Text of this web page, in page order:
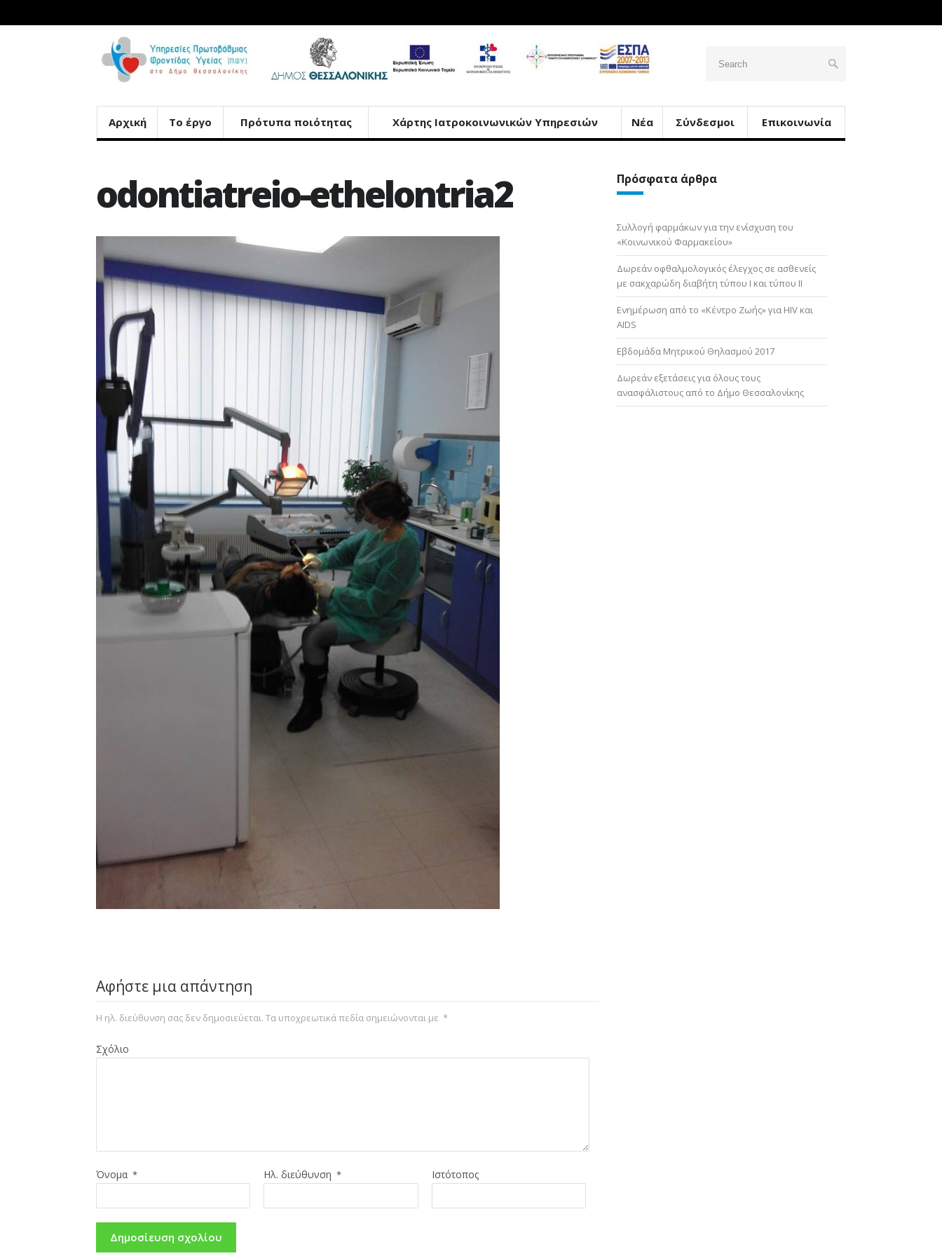
Αρχική Το έργο Πρότυπα ποιότητας Χάρτης Ιατροκοινωνικών Υπηρεσιών Νέα Σύνδεσμοι Επικοινωνία
odontiatreio-ethelontria2
Αφήστε μια απάντηση
Η ηλ. διεύθυνση σας δεν δημοσιεύεται. Τα υποχρεωτικά πεδία σημειώνονται με *
Σχόλιο
Όνομα * Ηλ. διεύθυνση * Ιστότοπος
Πρόσφατα άρθρα
Συλλογή φαρμάκων για την ενίσχυση του
«Κοινωνικού Φαρμακείου»
Δωρεάν οφθαλμολογικός έλεγχος σε ασθενείς
με σακχαρώδη διαβήτη τύπου Ι και τύπου ΙΙ
Ενημέρωση από το «Κέντρο Ζωής» για HIV και
AIDS
Εβδομάδα Μητρικού Θηλασμού 2017
Δωρεάν εξετάσεις για όλους τους
ανασφάλιστους από το Δήμο Θεσσαλονίκης